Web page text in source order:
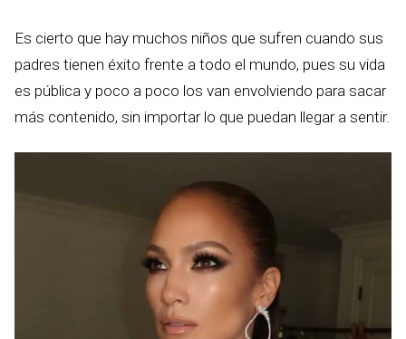
Es cierto que hay muchos niños que sufren cuando sus
padres tienen éxito frente a todo el mundo, pues su vida
es pública y poco a poco los van envolviendo para sacar
más contenido, sin importar lo que puedan llegar a sentir.